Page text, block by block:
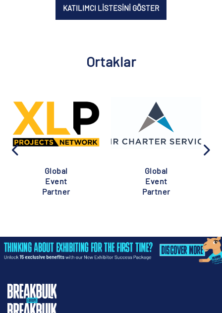
KATILIMCI LİSTESİNİ GÖSTER
Ortaklar
Global
Event
Partner
Global
Event
Partner